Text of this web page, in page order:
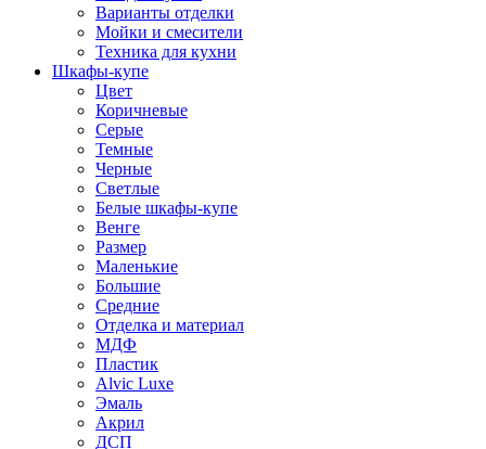
Варианты отделки
Мойки и смесители
Техника для кухни
Шкафы-купе
Цвет
Коричневые
Серые
Темные
Черные
Светлые
Белые шкафы-купе
Венге
Размер
Маленькие
Большие
Средние
Отделка и материал
МДФ
Пластик
Alvic Luxe
Эмаль
Акрил
ДСП